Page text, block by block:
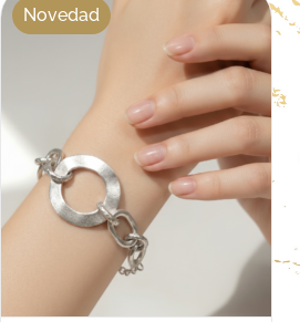
Novedad